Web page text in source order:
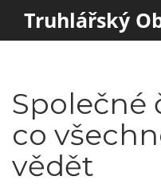
Truhlářský
Společné
co
vědět